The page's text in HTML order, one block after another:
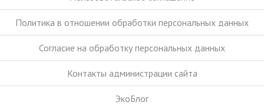
Политика в отношении обработки персональных данных
Согласие на обработку персональных данных
Контакты администрации сайта
ЭкоБлог